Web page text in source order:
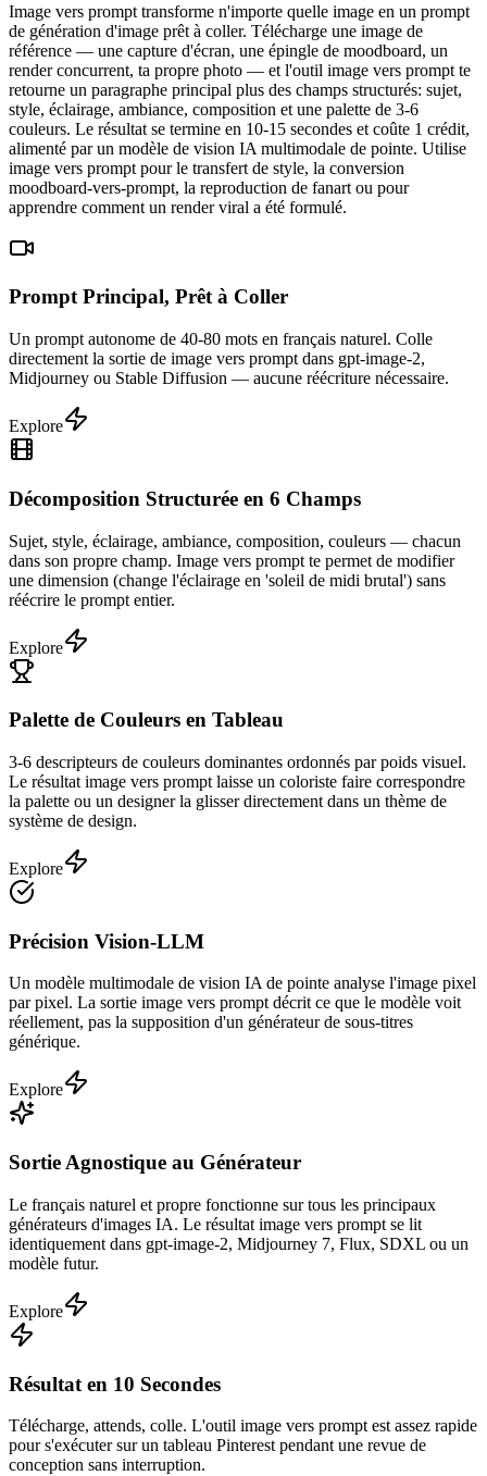
Image vers prompt transforme n'importe quelle image en un prompt
de génération d'image prêt à coller. Télécharge une image de
référence — une capture d'écran, une épingle de moodboard, un
render concurrent, ta propre photo — et l'outil image vers prompt te
retourne un paragraphe principal plus des champs structurés: sujet,
style, éclairage, ambiance, composition et une palette de 3-6
couleurs. Le résultat se termine en 10-15 secondes et coûte 1 crédit,
alimenté par un modèle de vision IA multimodale de pointe. Utilise
image vers prompt pour le transfert de style, la conversion
moodboard-vers-prompt, la reproduction de fanart ou pour
apprendre comment un render viral a été formulé.
Prompt Principal, Prêt à Coller
Un prompt autonome de 40-80 mots en français naturel. Colle
directement la sortie de image vers prompt dans gpt-image-2,
Midjourney ou Stable Diffusion — aucune réécriture nécessaire.
Explore
Décomposition Structurée en 6 Champs
Sujet, style, éclairage, ambiance, composition, couleurs — chacun
dans son propre champ. Image vers prompt te permet de modifier
une dimension (change l'éclairage en 'soleil de midi brutal') sans
réécrire le prompt entier.
Explore
Palette de Couleurs en Tableau
3-6 descripteurs de couleurs dominantes ordonnés par poids visuel.
Le résultat image vers prompt laisse un coloriste faire correspondre
la palette ou un designer la glisser directement dans un thème de
système de design.
Explore
Précision Vision-LLM
Un modèle multimodale de vision IA de pointe analyse l'image pixel
par pixel. La sortie image vers prompt décrit ce que le modèle voit
réellement, pas la supposition d'un générateur de sous-titres
générique.
Explore
Sortie Agnostique au Générateur
Le français naturel et propre fonctionne sur tous les principaux
générateurs d'images IA. Le résultat image vers prompt se lit
identiquement dans gpt-image-2, Midjourney 7, Flux, SDXL ou un
modèle futur.
Explore
Résultat en 10 Secondes
Télécharge, attends, colle. L'outil image vers prompt est assez rapide
pour s'exécuter sur un tableau Pinterest pendant une revue de
conception sans interruption.